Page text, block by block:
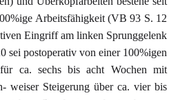
Arbeitsfähigkeit (VB 93 S. 12
Eingriff am linken Sprunggelenk
sei postoperativ von einer 100%igen
ca. sechs bis acht Wochen mit
weiser Steigerung über ca. vier bis